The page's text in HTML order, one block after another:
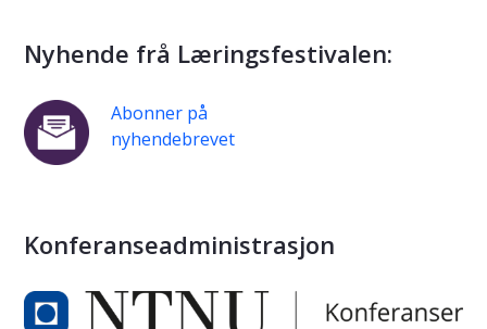
Nyhende frå Læringsfestivalen:
Abonner på
nyhendebrevet
Konferanseadministrasjon